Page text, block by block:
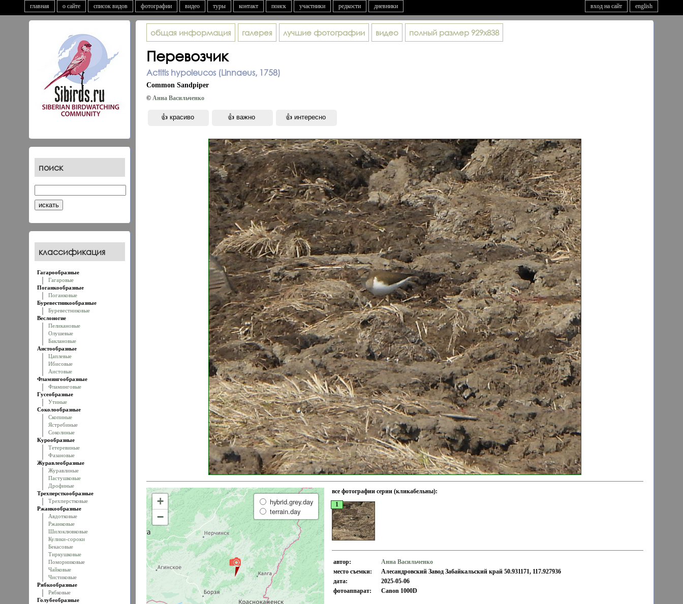
главная о сайте список видов фотографии видео туры контакт поиск участники редкости дневники english
вход на сайт
поиск
классификация
Гагарообразные
Гагаровые
Поганкообразные
Поганковые
Буревестникообразные
Буревестниковые
Веслоногие
Пеликановые
Олушевые
Баклановые
Аистообразные
Цаплевые
Ибисовые
Аистовые
Фламингообразные
Фламинговые
Гусеобразные
Утиные
Соколообразные
Скопиные
Ястребиные
Соколиные
Курообразные
Тетеревиные
Фазановые
Журавлеобразные
Журавлиные
Пастушковые
Дрофиные
Трехперсткообразные
Трехперстковые
Ржанкообразные
Авдотковые
Ржанковые
Шилоклювковые
Кулики-сороки
Бекасовые
Тиркушковые
Поморниковые
Чайковые
Чистиковые
Рябкообразные
Рябковые
Голубеобразные
общая информация галерея лучшие фотографии видео полный размер 929x838
Перевозчик
Actitis hypoleucos (Linnaeus, 1758)
Common Sandpiper
© Анна Васильченко
+
−
hybrid.grey.day
terrain.day
все фотографии серии (кликабельны):
1
автор:
Анна Васильченко
место съемки:
Алесандровский Завод Забайкальский край 50.931171, 117.927936
дата:
2025-05-06
фотоаппарат:
Canon 1000D